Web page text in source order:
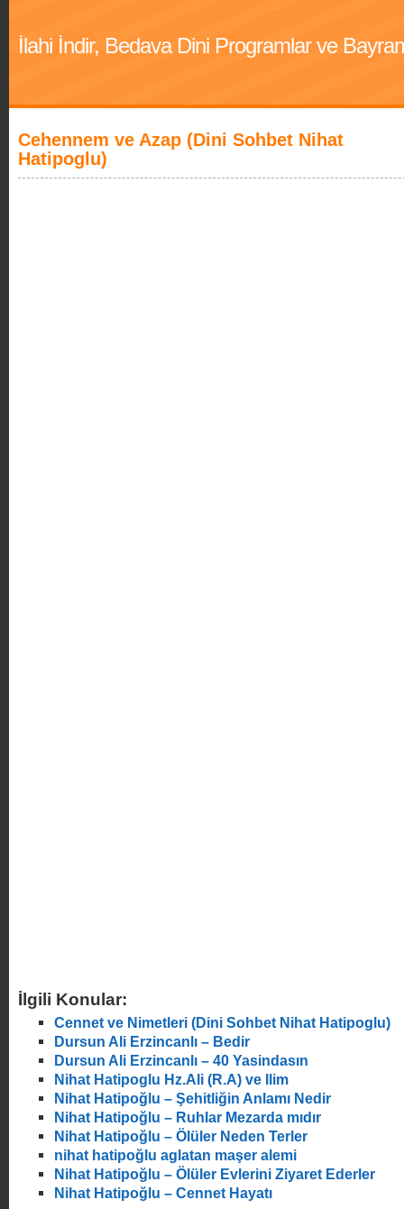
İlahi İndir, Bedava Dini Programlar ve
Cehennem ve Azap (Dini Sohbet Nihat
Hatipoglu)
İlgili Konular:
Cennet ve Nimetleri (Dini Sohbet Nihat Hatipoglu)
Dursun Ali Erzincanlı – Bedir
Dursun Ali Erzincanlı – 40 Yasindasın
Nihat Hatipoglu Hz.Ali (R.A) ve Ilim
Nihat Hatipoğlu – Şehitliğin Anlamı Nedir
Nihat Hatipoğlu – Ruhlar Mezarda mıdır
Nihat Hatipoğlu – Ölüler Neden Terler
nihat hatipoğlu aglatan maşer alemi
Nihat Hatipoğlu – Ölüler Evlerini Ziyaret Ederler
Nihat Hatipoğlu – Cennet Hayatı